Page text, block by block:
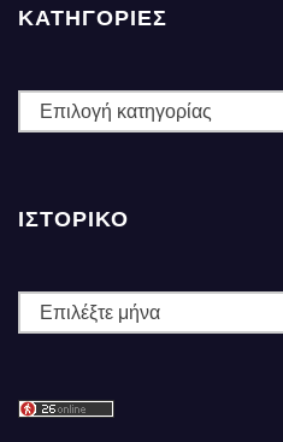
ΚΑΤΗΓΟΡΙΕΣ
ΚΑΤΗΓΟΡΙΕΣ
ΙΣΤΟΡΙΚΌ
Ιστορικό